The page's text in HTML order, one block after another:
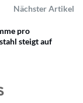
Nächster Artikel
pro
steigt auf